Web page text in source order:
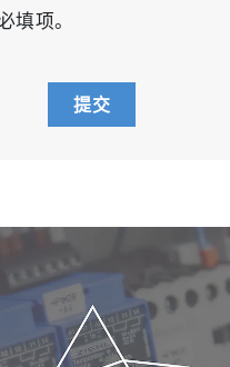
填项。
提交